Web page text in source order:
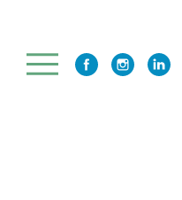
content